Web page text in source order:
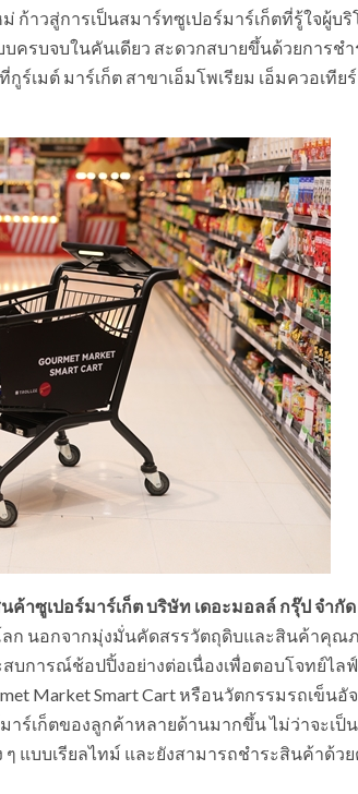
ก้าวสู่การเป็นสมาร์ทซูเปอร์มาร์เก็ตที่รู้ใจผู้บ
รบจบในคันเดียว สะดวกสบายขึ้นด้วยการชำร
ร์เมต์ มาร์เก็ต สาขาเอ็มโพเรียม เอ็มควอเที
ซูเปอร์มาร์เก็ต บริษัท เดอะมอลล์ กรุ๊ป จำกัด
ลก นอกจากมุ่งมั่นคัดสรรวัตถุดิบและสินค้าคุณ
การณ์ช้อปปิ้งอย่างต่อเนื่องเพื่อตอบโจทย์ไล
Market Smart Cart หรือนวัตกรรมรถเข็น
ร์เก็ตของลูกค้าหลายด้านมากขึ้น ไม่ว่าจะเป็น
บบเรียลไทม์ และยังสามารถชำระสินค้าด้วย